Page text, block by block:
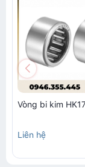
Vòng bi kim
Liên hệ